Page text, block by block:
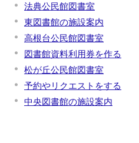
法典公民館図書室
東図書館の施設案内
高根台公民館図書室
図書館資料利用券を作る
松が丘公民館図書室
予約やリクエストをする
中央図書館の施設案内